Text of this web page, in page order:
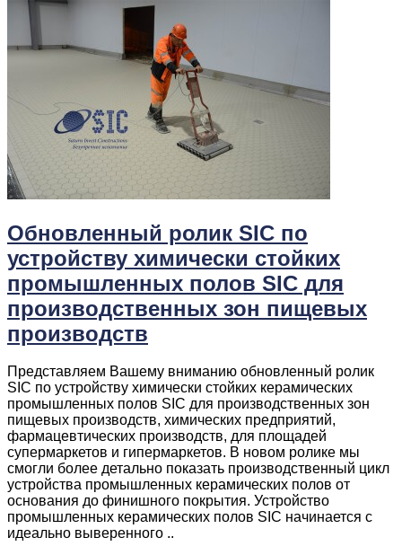
Обновленный ролик SIC по
устройству химически стойких
промышленных полов SIC для
производственных зон пищевых
производств
Представляем Вашему вниманию обновленный ролик
SIC по устройству химически стойких керамических
промышленных полов SIC для производственных зон
пищевых производств, химических предприятий,
фармацевтических производств, для площадей
супермаркетов и гипермаркетов. В новом ролике мы
смогли более детально показать производственный цикл
устройства промышленных керамических полов от
основания до финишного покрытия. Устройство
промышленных керамических полов SIC начинается с
идеально выверенного ..